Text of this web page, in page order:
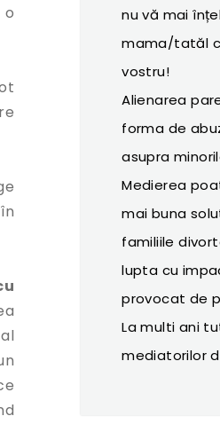
nu vă mai
mama/tatăl
vostru!
Alienarea
forma de
asupra
Medierea
mai buna
familiile
lupta cu
provocat de
La multi ani
mediatorilor